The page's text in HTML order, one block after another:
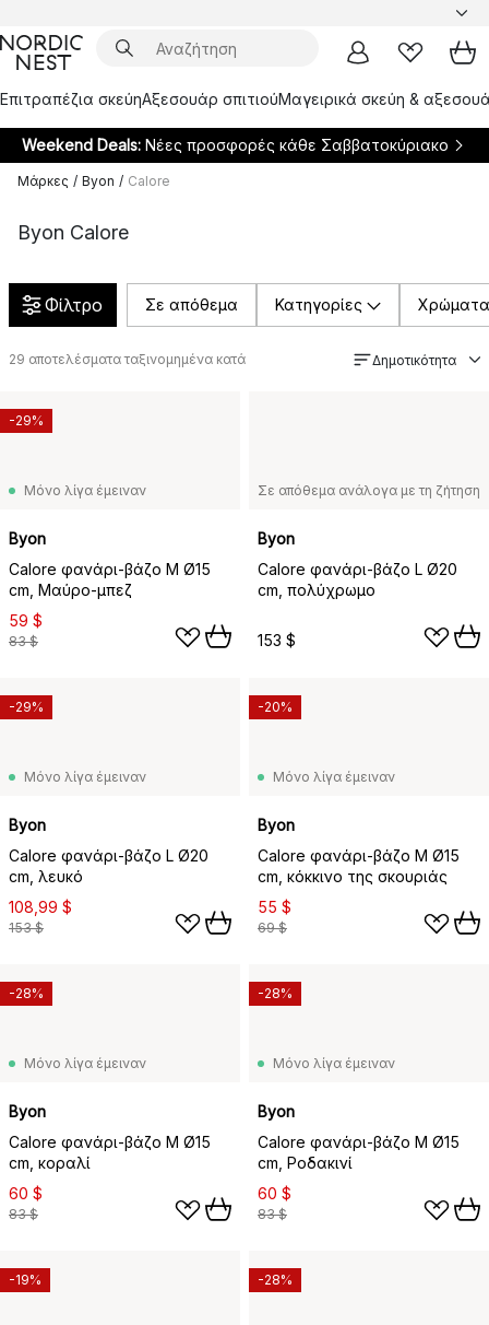
Επιτραπέζια σκεύηΑξεσουάρ σπιτιούΜαγειρικά σκεύη &
Weekend Deals: Νέες προσφορές κάθε Σαββατοκύριακο
Μάρκες / Byon / Calore
Byon Calore
Φίλτρο Σε απόθεμα Κατηγορίες Χρώματα
29 αποτελέσματα ταξινομημένα κατά Δημοτικότητα
Μόνο λίγα έμειναν
Byon
Calore φανάρι-βάζο M Ø15
cm, Μαύρο-μπεζ
59 $
83 $
-29%
Σε απόθεμα ανάλογα με τη ζήτηση
Byon
Calore φανάρι-βάζο L Ø20
cm, πολύχρωμο
153 $
Μόνο λίγα έμειναν
Byon
Calore φανάρι-βάζο L Ø20
cm, λευκό
108,99 $
153 $
-29%
Μόνο λίγα έμειναν
Byon
Calore φανάρι-βάζο M Ø15
cm, κόκκινο της σκουριάς
55 $
69 $
-20%
Μόνο λίγα έμειναν
Byon
Calore φανάρι-βάζο M Ø15
cm, κοραλί
60 $
83 $
-28%
Μόνο λίγα έμειναν
Byon
Calore φανάρι-βάζο M Ø15
cm, Ροδακινί
60 $
83 $
-28%
-19% -28%